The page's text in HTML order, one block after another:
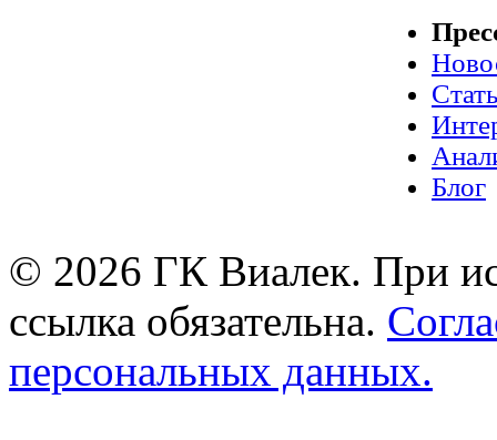
Блог
© 2026 ГК Виалек. При
ссылка обязательна.
персональных данных.